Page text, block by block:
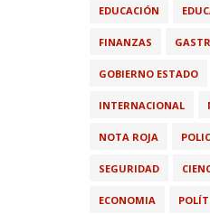
EDUCACIÓN
FINANZAS
GOBIERNO ESTADO
INTERNACIONAL
NOTA ROJA
SEGURIDAD
ECONOMIA